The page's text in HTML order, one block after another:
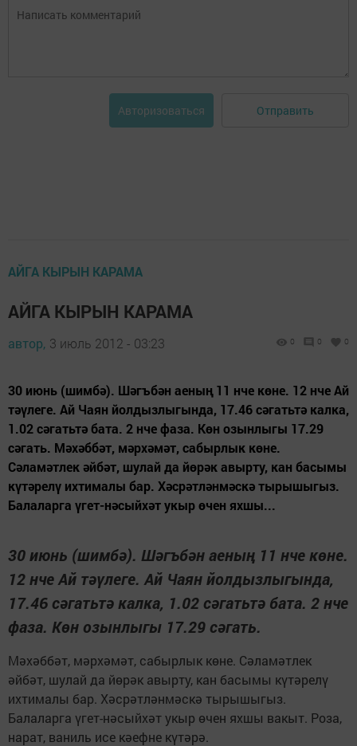
Авторизоваться Отправить
АЙГА КЫРЫН КАРАМА
АЙГА КЫРЫН КАРАМА
автор, 3 июль 2012 - 03:23 0 0 0
30 июнь (шимбә). Шәгъбән аеның 11 нче көне. 12 нче Ай
тәүлеге. Ай Чаян йолдызлыгында, 17.46 сәгатьтә калка,
1.02 сәгатьтә бата. 2 нче фаза. Көн озынлыгы 17.29
сәгать. Мәхәббәт, мәрхәмәт, сабырлык көне.
Сәламәтлек әйбәт, шулай да йөрәк авырту, кан басымы
күтәрелү ихтималы бар. Хәсрәтләнмәскә тырышыгыз.
Балаларга үгет-нәсыйхәт укыр өчен яхшы...
30 июнь (шимбә). Шәгъбән аеның 11 нче көне.
12 нче Ай тәүлеге. Ай Чаян йолдызлыгында,
17.46 сәгатьтә калка, 1.02 сәгатьтә бата. 2 нче
фаза. Көн озынлыгы 17.29 сәгать.
Мәхәббәт, мәрхәмәт, сабырлык көне. Сәламәтлек
әйбәт, шулай да йөрәк авырту, кан басымы күтәрелү
ихтималы бар. Хәсрәтләнмәскә тырышыгыз.
Балаларга үгет-нәсыйхәт укыр өчен яхшы вакыт. Роза,
нарат, ваниль исе кәефне күтәрә.